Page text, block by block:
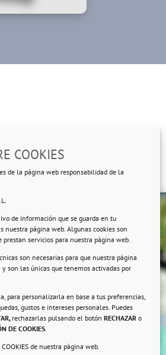
COOKIES
de la página web responsabilidad de la
de información que se guarda en tu
nuestra página web. Algunas cookies son
servicios para nuestra página web.
son necesarias para que nuestra página
son las únicas que tenemos activadas por
para personalizarla en base a tus preferencias,
gustos e intereses personales. Puedes
rechazarlas pulsando el botón RECHAZAR o
DE COOKIES.
de nuestra página web.